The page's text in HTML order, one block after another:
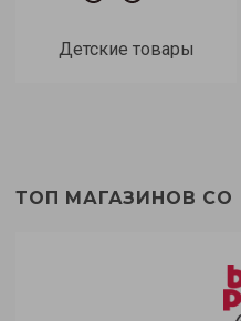
Детские товары
ТОП МАГАЗИНОВ СО